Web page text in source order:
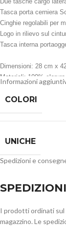
Tasca porta cerniera
Cinghie regolabili per
Logo in rilievo sul
Tasca interna
Dimensioni: 28 cm x
Materiali: 100%
Informazioni
COLORI
UNICHE
Spedizioni e
SPEDIZIONI
I prodotti ordinati sul
magazzino. Le